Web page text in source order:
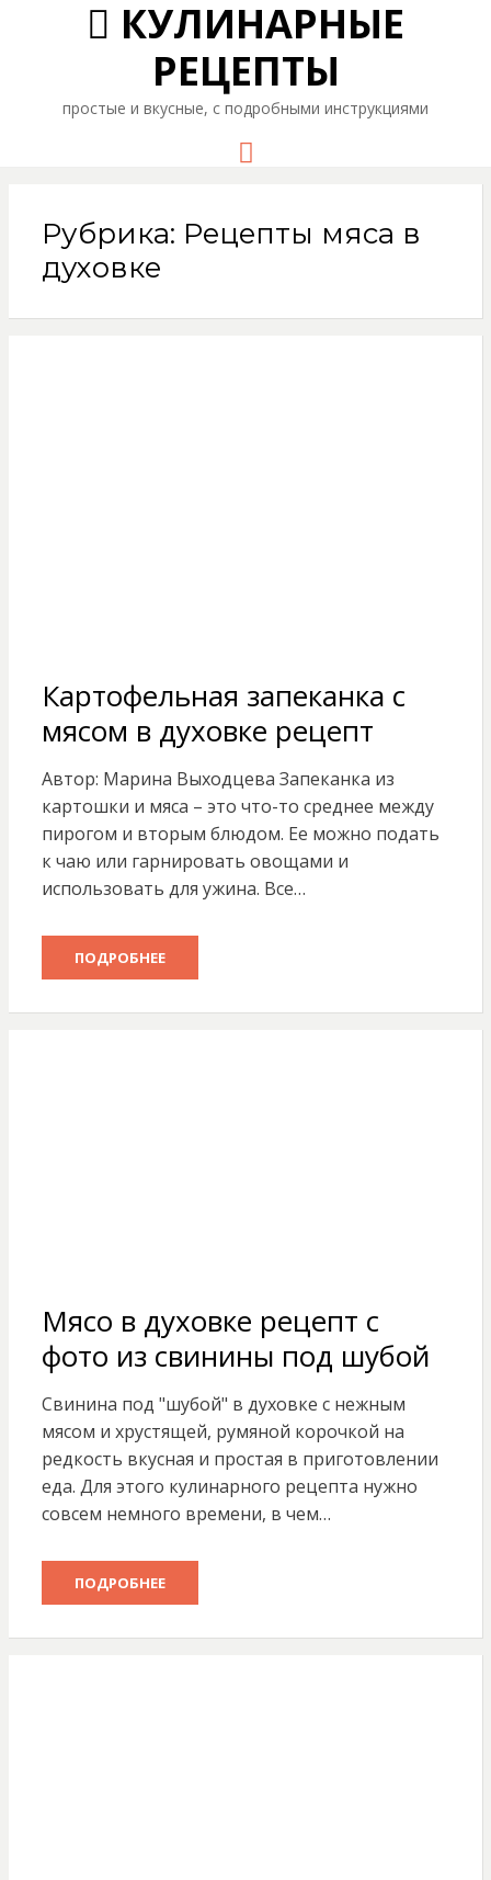
КУЛИНАРНЫЕ
РЕЦЕПТЫ
простые и вкусные, с подробными инструкциями
Рубрика: Рецепты мяса в
духовке
Картофельная запеканка с
мясом в духовке рецепт
Автор: Марина Выходцева Запеканка из
картошки и мяса – это что-то среднее между
пирогом и вторым блюдом. Ее можно подать
к чаю или гарнировать овощами и
использовать для ужина. Все…
ПОДРОБНЕЕ
Мясо в духовке рецепт с
фото из свинины под шубой
Свинина под "шубой" в духовке с нежным
мясом и хрустящей, румяной корочкой на
редкость вкусная и простая в приготовлении
еда. Для этого кулинарного рецепта нужно
совсем немного времени, в чем…
ПОДРОБНЕЕ